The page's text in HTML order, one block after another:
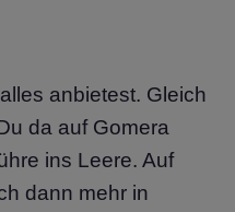
anbietest. Gleich
da auf Gomera
ins Leere. Auf
dann mehr in